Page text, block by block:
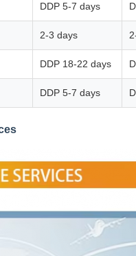
DDP 5-7 days
2-3 days
DDP 18-22 days
DDP 5-7 days